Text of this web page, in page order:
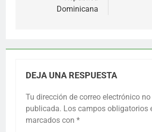
Dominicana
DEJA UNA RESPUESTA
Tu dirección de correo electrónico no
publicada. Los campos obligatorios
marcados con *